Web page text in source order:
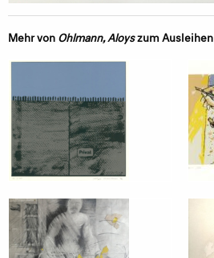
Mehr vonOhlmann, Aloyszum Ausleihen